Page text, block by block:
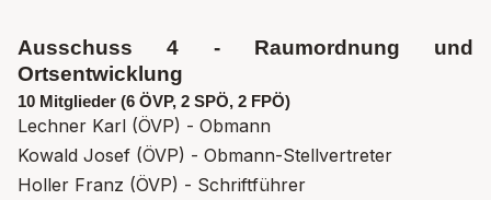
Ausschuss 4 - Raumordnung und
Ortsentwicklung
10 Mitglieder (6 ÖVP, 2 SPÖ, 2 FPÖ)
Lechner Karl (ÖVP) - Obmann
Kowald Josef (ÖVP) - Obmann-Stellvertreter
Holler Franz (ÖVP) - Schriftführer